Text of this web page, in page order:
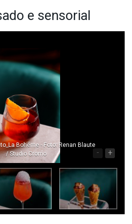
e sensorial
Bohéme - Foto: Renan Blaute
/ Studio Cromo
- +